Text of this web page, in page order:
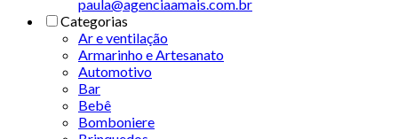
paula@agenciaamais.com.br
Categorias
Ar e ventilação
Armarinho e Artesanato
Automotivo
Bar
Bebê
Bomboniere